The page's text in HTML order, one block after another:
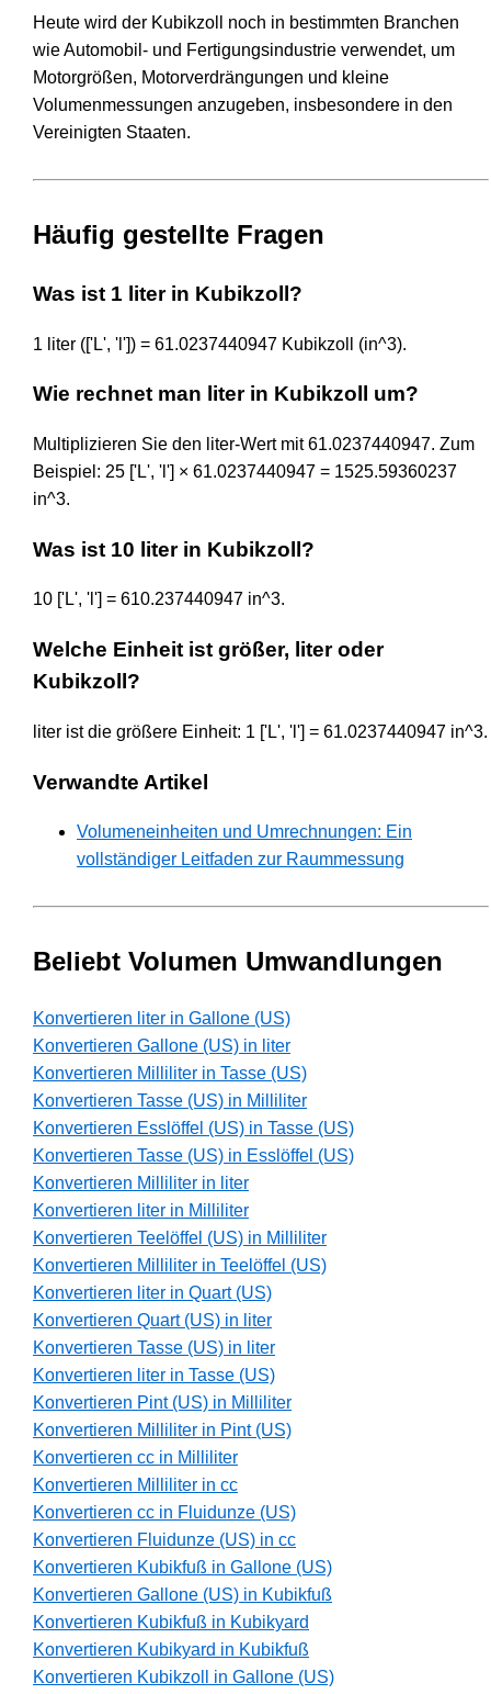
Heute wird der Kubikzoll noch in bestimmten Branchen
wie Automobil- und Fertigungsindustrie verwendet, um
Motorgrößen, Motorverdrängungen und kleine
Volumenmessungen anzugeben, insbesondere in den
Vereinigten Staaten.
Häufig gestellte Fragen
Was ist 1 liter in Kubikzoll?
1 liter (['L', 'l']) = 61.0237440947 Kubikzoll (in^3).
Wie rechnet man liter in Kubikzoll um?
Multiplizieren Sie den liter-Wert mit 61.0237440947. Zum
Beispiel: 25 ['L', 'l'] × 61.0237440947 = 1525.59360237
in^3.
Was ist 10 liter in Kubikzoll?
10 ['L', 'l'] = 610.237440947 in^3.
Welche Einheit ist größer, liter oder
Kubikzoll?
liter ist die größere Einheit: 1 ['L', 'l'] = 61.0237440947 in^3.
Verwandte Artikel
Volumeneinheiten und Umrechnungen: Ein
vollständiger Leitfaden zur Raummessung
Beliebt Volumen Umwandlungen
Konvertieren liter in Gallone (US)
Konvertieren Gallone (US) in liter
Konvertieren Milliliter in Tasse (US)
Konvertieren Tasse (US) in Milliliter
Konvertieren Esslöffel (US) in Tasse (US)
Konvertieren Tasse (US) in Esslöffel (US)
Konvertieren Milliliter in liter
Konvertieren liter in Milliliter
Konvertieren Teelöffel (US) in Milliliter
Konvertieren Milliliter in Teelöffel (US)
Konvertieren liter in Quart (US)
Konvertieren Quart (US) in liter
Konvertieren Tasse (US) in liter
Konvertieren liter in Tasse (US)
Konvertieren Pint (US) in Milliliter
Konvertieren Milliliter in Pint (US)
Konvertieren cc in Milliliter
Konvertieren Milliliter in cc
Konvertieren cc in Fluidunze (US)
Konvertieren Fluidunze (US) in cc
Konvertieren Kubikfuß in Gallone (US)
Konvertieren Gallone (US) in Kubikfuß
Konvertieren Kubikfuß in Kubikyard
Konvertieren Kubikyard in Kubikfuß
Konvertieren Kubikzoll in Gallone (US)